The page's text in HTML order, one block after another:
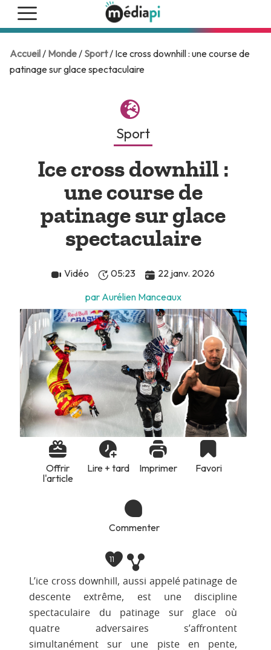
Accueil/ Monde/ Sport/ Ice cross downhill : une course de
patinage sur glace spectaculaire
Sport
Ice cross downhill :
une course de
patinage sur glace
spectaculaire
Vidéo 05:23
22 janv. 2026
par Aurélien Manceaux
Offrir
l'article
Lire + tard Imprimer Favori
Commenter
11
L’ice cross downhill, aussi appelé patinage de
descente extrême, est une discipline
spectaculaire du patinage sur glace où
quatre adversaires s’affrontent
simultanément sur une piste en pente,